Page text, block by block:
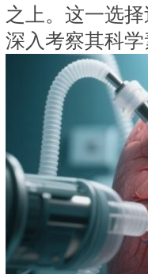
之上。这一选
深入考察其科